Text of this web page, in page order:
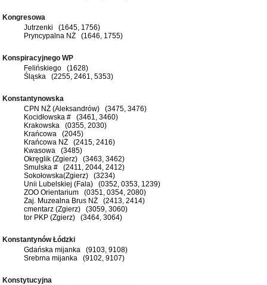
Kongresowa
Jutrzenki (1645, 1756)
Pryncypalna NŻ (1646, 1755)
Konspiracyjnego WP
Felińskiego (1628)
Śląska (2255, 2461, 5353)
Konstantynowska
CPN NŻ (Aleksandrów) (3475, 3476)
Kocidłowska # (3461, 3460)
Krakowska (0355, 2030)
Krańcowa (2045)
Krańcowa NŻ (2415, 2416)
Kwasowa (3485)
Okręglik (Zgierz) (3463, 3462)
Smulska # (2411, 2044, 2412)
Sokołowska(Zgierz) (3234)
Unii Lubelskiej (Fala) (0352, 0353, 1239)
ZOO Orientarium (0351, 0354, 2080)
Zaj. Muzealna Brus NŻ (2413, 2414)
cmentarz (Zgierz) (3059, 3060)
tor PKP (Zgierz) (3464, 3064)
Konstantynów Łódzki
Gdańska mijanka (9103, 9108)
Srebrna mijanka (9102, 9107)
Konstytucyjna